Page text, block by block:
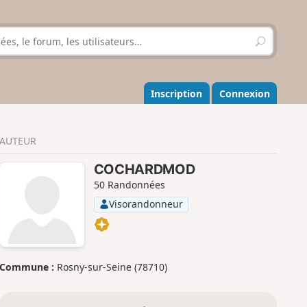
R
e
h
e
r
r
Inscription Connexion
AUTEUR
COCHARDMOD
50 Randonnées
Visorandonneur
Commune : Rosny-sur-Seine (78710)